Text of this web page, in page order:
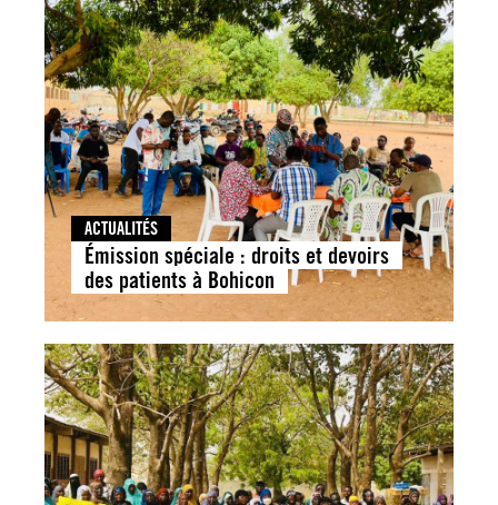
ACTUALITÉS
Émission spéciale : droits et devoirs
des patients à Bohicon